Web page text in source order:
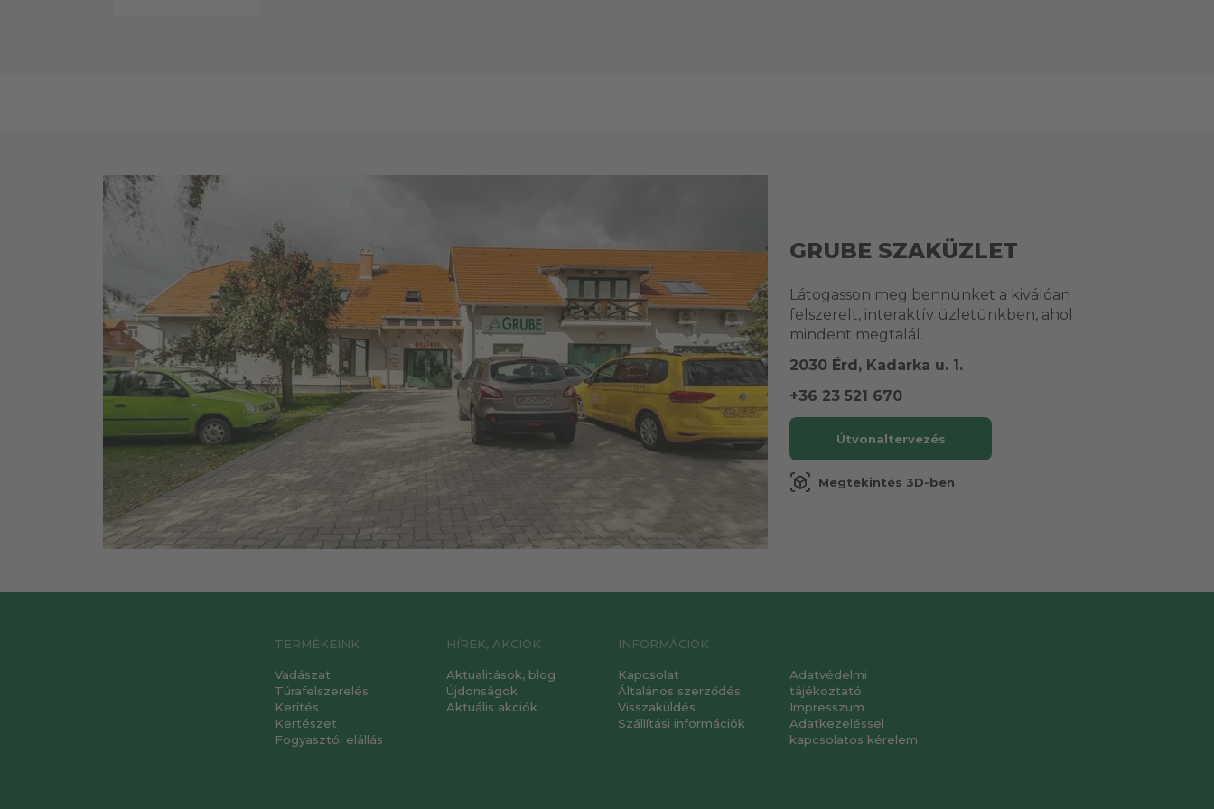
GRUBE SZAKÜZLET
Látogasson meg bennünket a kiválóan
felszerelt, interaktív üzletünkben, ahol
mindent megtalál.
2030 Érd, Kadarka u. 1.
+36 23 521 670
Útvonaltervezés
view_in_ar Megtekintés 3D-ben
TERMÉKEINK
Vadászat
Túrafelszerelés
Kerítés
Kertészet
Fogyasztói elállás
HÍREK, AKCIÓK
Aktualitások, blog
Újdonságok
Aktuális akciók
INFORMÁCIÓK
Kapcsolat
Általános szerződés
Visszaküldés
Szállítási információk
Adatvédelmi
tájékoztató
Impresszum
Adatkezeléssel
kapcsolatos kérelem